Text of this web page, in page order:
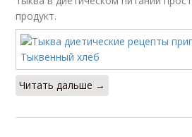
продукт.
Читать дальше →